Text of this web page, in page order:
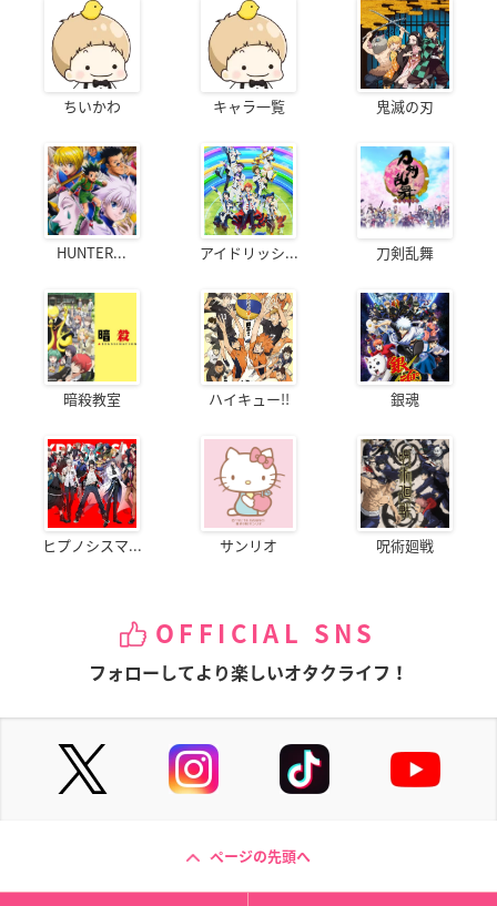
ちいかわ キャラ一覧 鬼滅の刃
HUNTER... アイドリッシ... 刀剣乱舞
暗殺教室 ハイキュー!! 銀魂
ヒプノシスマ... サンリオ 呪術廻戦
OFFICIAL SNS
フォローしてより楽しいオタクライフ！
ページの先頭へ